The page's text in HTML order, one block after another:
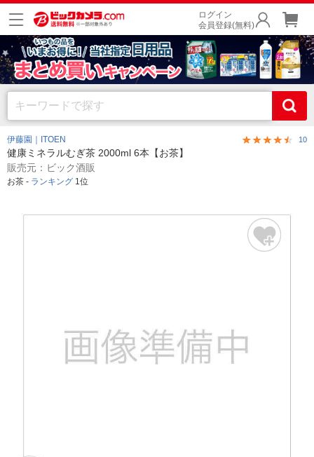
ログイン
会員登録(無料)
伊藤園｜ITOEN 10
健康ミネラルむぎ茶 2000ml 6本【お茶】
販売元：ビック酒販
お茶 - ランキング 1位